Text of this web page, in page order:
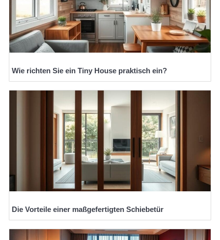
Wie richten Sie ein Tiny House praktisch ein?
Die Vorteile einer maßgefertigten Schiebetür